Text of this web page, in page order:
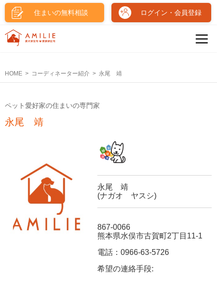
住まいの無料相談 ログイン・会員登録
HOME コーディネーター紹介 永尾 靖
ペット愛好家の住まいの専門家
永尾 靖
永尾 靖
(ナガオ ヤスシ)
867-0066
熊本県水俣市古賀町2丁目11-1
電話：0966-63-5726
希望の連絡手段: